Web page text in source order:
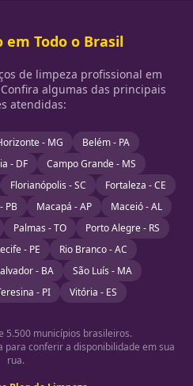
Todo o Brasil
de limpeza profissional em
algumas das principais
atendidas:
- MG
Belém - PA
- DF
Campo Grande - MS
Florianópolis - SC
Fortaleza - CE
PB Macapá - AP
Maceió - AL
Palmas - TO
Porto Alegre - RS
- PE
Rio Branco - AC
- BA
São Luís - MA
- PI Vitória - ES
5.500 municípios brasileiros.
para conferir a disponibilidade em sua
rua.